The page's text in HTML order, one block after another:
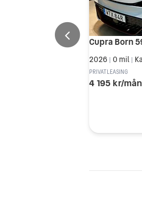
2026 0 mil
PRIVATLEASING
4 195 kr/mån